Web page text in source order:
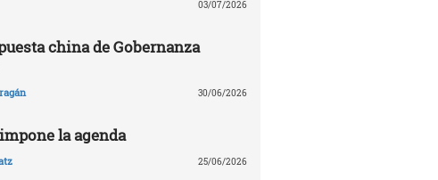
03/07/2026
china de Gobernanza
30/06/2026
la agenda
25/06/2026